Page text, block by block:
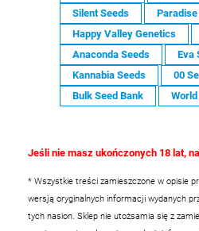
Silent Seeds
Happy Valley Genetics
Anaconda Seeds
Eva
Kannabia Seeds
00
Bulk Seed Bank
Jeśli nie masz ukończonych 18 lat,
* Wszystkie treści zamieszczone w opisie
wersją oryginalnych informacji wydanych
tych nasion. Sklep nie utożsamia się z